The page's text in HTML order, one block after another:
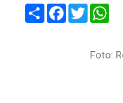
ShareFacebook
Twitter
Foto: